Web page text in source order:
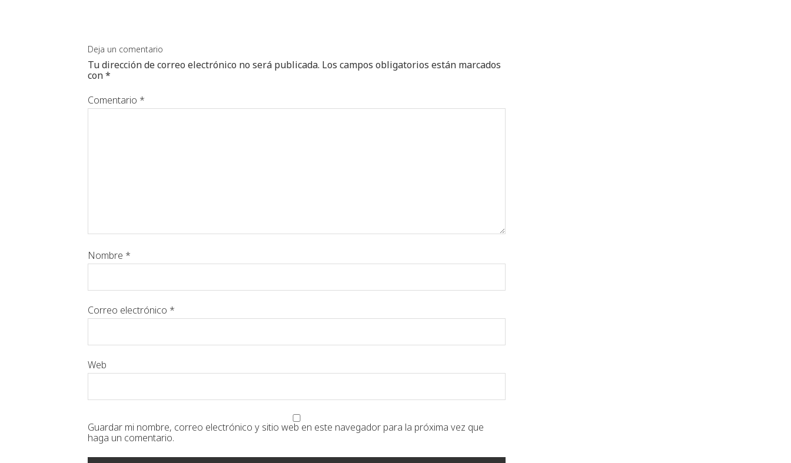
Deja un comentario
Tu dirección de correo electrónico no será publicada. Los campos obligatorios están marcados
con*
Comentario *
Nombre *
Correo electrónico *
Web
Guardar mi nombre, correo electrónico y sitio web en este navegador para la próxima vez que
haga un comentario.